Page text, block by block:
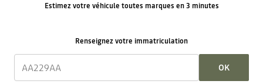
Estimez votre véhicule toutes marques en 3 minutes
Renseignez votre immatriculation
OK